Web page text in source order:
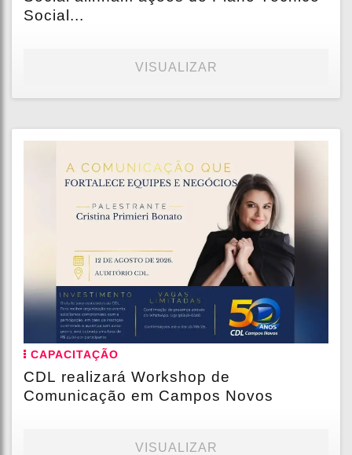
Social...
VISUALIZAR
CAPACITAÇÃO
CDL realizará Workshop de
Comunicação em Campos Novos
VISUALIZAR